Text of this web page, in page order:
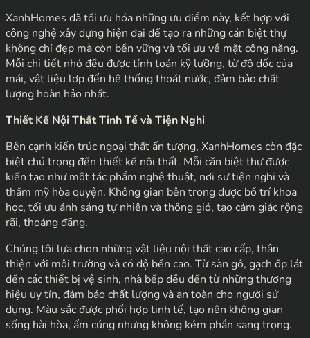
XanhHomes đã tối ưu hóa những ưu điểm này, kết hợp với
công nghệ xây dựng hiện đại để tạo ra những căn biệt thự
không chỉ đẹp mà còn bền vững và tối ưu về mặt công năng.
Mỗi chi tiết nhỏ đều được tính toán kỹ lưỡng, từ độ dốc của
mái, vật liệu lợp đến hệ thống thoát nước, đảm bảo chất
lượng hoàn hảo nhất.
Thiết Kế Nội Thất Tinh Tế và Tiện Nghi
Bên cạnh kiến trúc ngoại thất ấn tượng, XanhHomes còn đặc
biệt chú trọng đến thiết kế nội thất. Mỗi căn biệt thự được
kiến tạo như một tác phẩm nghệ thuật, nơi sự tiện nghi và
thẩm mỹ hòa quyện. Không gian bên trong được bố trí khoa
học, tối ưu ánh sáng tự nhiên và thông gió, tạo cảm giác rộng
rãi, thoáng đãng.
Chúng tôi lựa chọn những vật liệu nội thất cao cấp, thân
thiện với môi trường và có độ bền cao. Từ sàn gỗ, gạch ốp lát
đến các thiết bị vệ sinh, nhà bếp đều đến từ những thương
hiệu uy tín, đảm bảo chất lượng và an toàn cho người sử
dụng. Màu sắc được phối hợp tinh tế, tạo nên không gian
sống hài hòa, ấm cúng nhưng không kém phần sang trọng.